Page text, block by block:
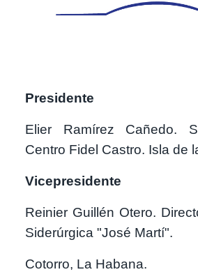
Presidente
Elier Ramírez Cañedo.
Centro Fidel Castro. Isla de
Vicepresidente
Reinier Guillén Otero.
Siderúrgica "José Martí".
Cotorro, La Habana.